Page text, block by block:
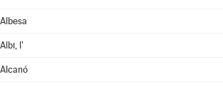
Albesa
Albi, l'
Alcanó